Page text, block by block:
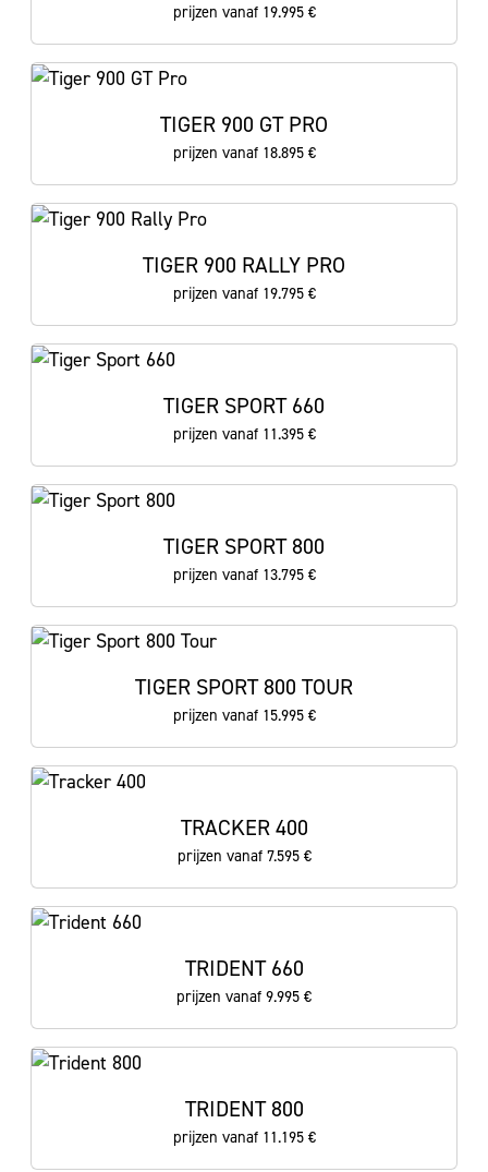
prijzen vanaf 19.995 €
TIGER 900 GT PRO
prijzen vanaf 18.895 €
TIGER 900 RALLY PRO
prijzen vanaf 19.795 €
TIGER SPORT 660
prijzen vanaf 11.395 €
TIGER SPORT 800
prijzen vanaf 13.795 €
TIGER SPORT 800 TOUR
prijzen vanaf 15.995 €
TRACKER 400
prijzen vanaf 7.595 €
TRIDENT 660
prijzen vanaf 9.995 €
TRIDENT 800
prijzen vanaf 11.195 €